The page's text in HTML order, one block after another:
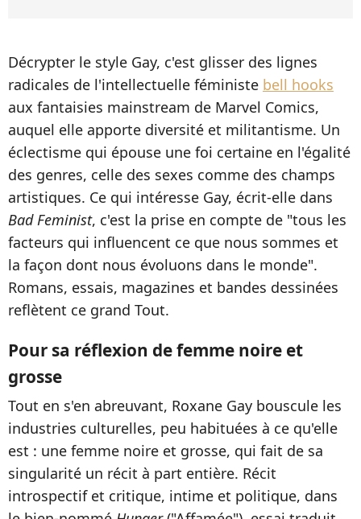
Décrypter le style Gay, c'est glisser des lignes
radicales de l'intellectuelle féministe bell hooks
aux fantaisies mainstream de Marvel Comics,
auquel elle apporte diversité et militantisme. Un
éclectisme qui épouse une foi certaine en l'égalité
des genres, celle des sexes comme des champs
artistiques. Ce qui intéresse Gay, écrit-elle dans
Bad Feminist, c'est la prise en compte de "tous les
facteurs qui influencent ce que nous sommes et
la façon dont nous évoluons dans le monde".
Romans, essais, magazines et bandes dessinées
reflètent ce grand Tout.
Pour sa réflexion de femme noire et
grosse
Tout en s'en abreuvant, Roxane Gay bouscule les
industries culturelles, peu habituées à ce qu'elle
est : une femme noire et grosse, qui fait de sa
singularité un récit à part entière. Récit
introspectif et critique, intime et politique, dans